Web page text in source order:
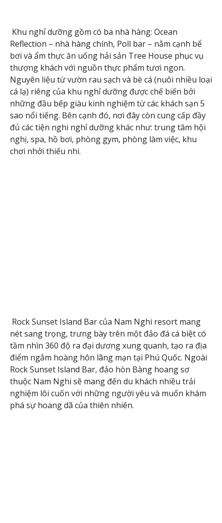
Khu nghỉ dưỡng gồm có ba nhà hàng: Ocean
Reflection – nhà hàng chính, Poll bar – nằm cạnh bể
bơi và ẩm thực ăn uống hải sản Tree House phục vụ
thượng khách với nguồn thực phẩm tươi ngon.
Nguyên liệu từ vườn rau sạch và bè cá (nuôi nhiều loại
cá lạ) riêng của khu nghỉ dưỡng được chế biến bởi
những đầu bếp giàu kinh nghiệm từ các khách sạn 5
sao nổi tiếng. Bên cạnh đó, nơi đây còn cung cấp đầy
đủ các tiện nghi nghỉ dưỡng khác như: trung tâm hội
nghị, spa, hồ bơi, phòng gym, phòng làm việc, khu
chơi nhởi thiếu nhi.
Rock Sunset Island Bar của Nam Nghi resort mang
nét sang trọng, trưng bày trên một đảo đá cá biệt có
tầm nhìn 360 độ ra đại dương xung quanh, tạo ra địa
điểm ngắm hoàng hôn lãng mạn tại Phú Quốc. Ngoài
Rock Sunset Island Bar, đảo hòn Bàng hoang sơ
thuộc Nam Nghi sẽ mang đến du khách nhiều trải
nghiệm lôi cuốn với những người yêu và muốn khám
phá sự hoang dã của thiên nhiên.